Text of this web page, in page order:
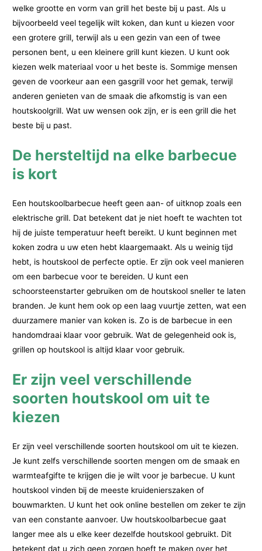
welke grootte en vorm van grill het beste bij u past. Als u
bijvoorbeeld veel tegelijk wilt koken, dan kunt u kiezen voor
een grotere grill, terwijl als u een gezin van een of twee
personen bent, u een kleinere grill kunt kiezen. U kunt ook
kiezen welk materiaal voor u het beste is. Sommige mensen
geven de voorkeur aan een gasgrill voor het gemak, terwijl
anderen genieten van de smaak die afkomstig is van een
houtskoolgrill. Wat uw wensen ook zijn, er is een grill die het
beste bij u past.
De hersteltijd na elke barbecue
is kort
Een houtskoolbarbecue heeft geen aan- of uitknop zoals een
elektrische grill. Dat betekent dat je niet hoeft te wachten tot
hij de juiste temperatuur heeft bereikt. U kunt beginnen met
koken zodra u uw eten hebt klaargemaakt. Als u weinig tijd
hebt, is houtskool de perfecte optie. Er zijn ook veel manieren
om een barbecue voor te bereiden. U kunt een
schoorsteenstarter gebruiken om de houtskool sneller te laten
branden. Je kunt hem ook op een laag vuurtje zetten, wat een
duurzamere manier van koken is. Zo is de barbecue in een
handomdraai klaar voor gebruik. Wat de gelegenheid ook is,
grillen op houtskool is altijd klaar voor gebruik.
Er zijn veel verschillende
soorten houtskool om uit te
kiezen
Er zijn veel verschillende soorten houtskool om uit te kiezen.
Je kunt zelfs verschillende soorten mengen om de smaak en
warmteafgifte te krijgen die je wilt voor je barbecue. U kunt
houtskool vinden bij de meeste kruidenierszaken of
bouwmarkten. U kunt het ook online bestellen om zeker te zijn
van een constante aanvoer. Uw houtskoolbarbecue gaat
langer mee als u elke keer dezelfde houtskool gebruikt. Dit
betekent dat u zich geen zorgen hoeft te maken over het